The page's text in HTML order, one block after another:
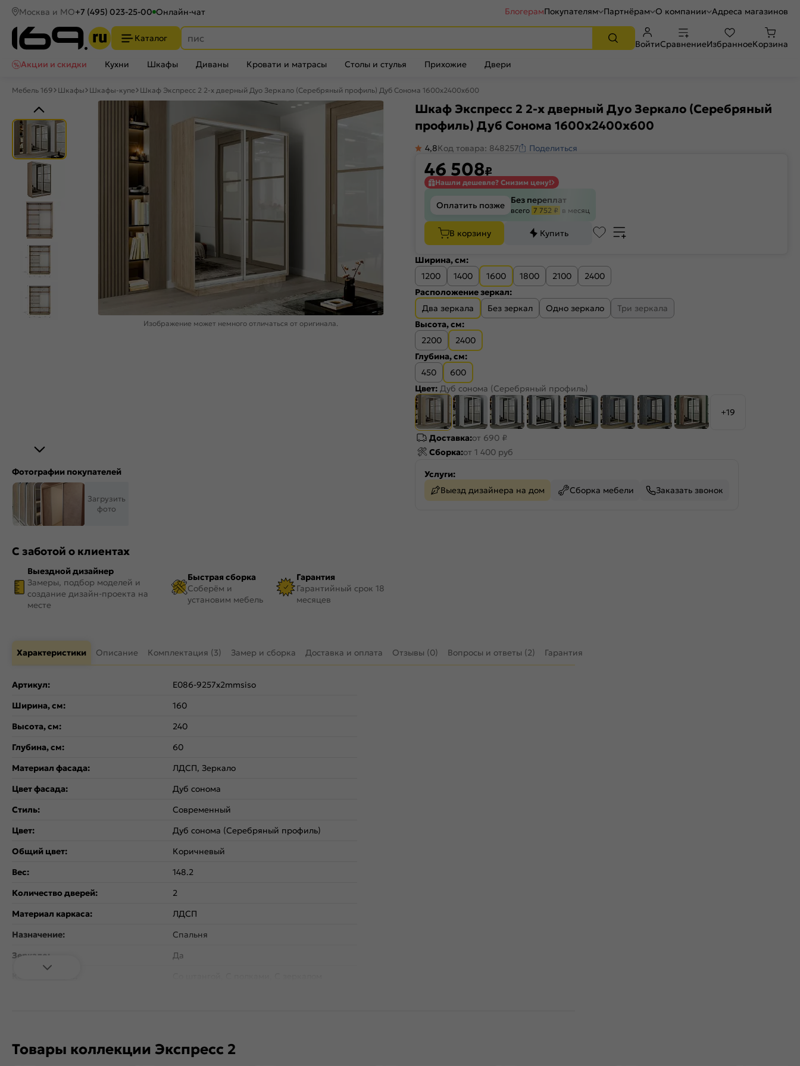
Москва и МО+7 (495) 023-25-00 Онлайн-чат БлогерамПокупателям Партнёрам О компании Адреса магазинов
Каталог
ВойтиСравнениеИзбранноеКорзина
Акции и скидки
Кухни Шкафы Диваны Кровати и матрасы Столы и стулья Прихожие Двери
Мебель 169 Шкафы Шкафы-купе Шкаф Экспресс 2 2-х дверный Дуо Зеркало (Серебряный профиль) Дуб Сонома 1600x2400x600
Изображение может немного отличаться от оригинала.
Фотографии покупателей
Загрузить
фото
С заботой о клиентах
Выездной дизайнер
Замеры, подбор моделей и
создание дизайн-проекта на
месте
Быстрая сборка
Соберём и
установим мебель
Гарантия
Гарантийный срок 18
месяцев
Шкаф Экспресс 2 2-х дверный Дуо Зеркало (Серебряный
профиль) Дуб Сонома 1600x2400x600
4,8Код товара: 848257 Поделиться
46 508₽
Нашли дешевле? Снизим цену!
Оплатить позже Без переплат
всего 7 752 ₽ в месяц
В корзину Купить
Ширина, см:
1200
1400 1600 1800 2100
2400
Расположение зеркал:
Два зеркала
Без зеркал Одно зеркало
Три зеркала
Высота, см:
2200
2400
Глубина, см:
450
600
Цвет: Дуб сонома (Серебряный профиль)
+19
Доставка:от 690 ₽
Сборка:от 1 400 руб
Услуги:
Выезд дизайнера на дом
Сборка мебели Заказать звонок
Характеристики Описание Комплектация (3) Замер и сборка Доставка и оплата Отзывы (0) Вопросы и ответы (2) Гарантия
Артикул:
Е086-9257x2mmsiso
Ширина, см:
160
Высота, см:
240
Глубина, см:
60
Материал фасада:
ЛДСП, Зеркало
Цвет фасада:
Дуб сонома
Стиль:
Современный
Цвет:
Дуб сонома (Серебряный профиль)
Общий цвет:
Коричневый
Вес:
148.2
Количество дверей:
2
Материал каркаса:
ЛДСП
Назначение:
Спальня
Зеркало:
Да
Товары коллекции Экспресс 2